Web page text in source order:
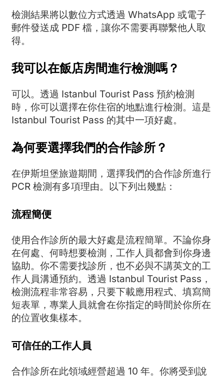
檢測結果將以數位方式透過 WhatsApp 或電子
郵件發送成 PDF 檔，讓你不需要再聯繫他人取
得。
我可以在飯店房間進行檢測嗎？
可以。透過 Istanbul Tourist Pass 預約檢測
時，你可以選擇在你住宿的地點進行檢測。這是
Istanbul Tourist Pass 的其中一項好處。
為何要選擇我們的合作診所？
在伊斯坦堡旅遊期間，選擇我們的合作診所進行
PCR 檢測有多項理由。以下列出幾點：
流程簡便
使用合作診所的最大好處是流程簡單。不論你身
在何處、何時想要檢測，工作人員都會到你身邊
協助。你不需要找診所，也不必與不講英文的工
作人員溝通預約。透過 Istanbul Tourist Pass，
檢測流程非常容易，只要下載應用程式、填寫簡
短表單，專業人員就會在你指定的時間於你所在
的位置收集樣本。
可信任的工作人員
合作診所在此領域經營超過 10 年。你將受到說